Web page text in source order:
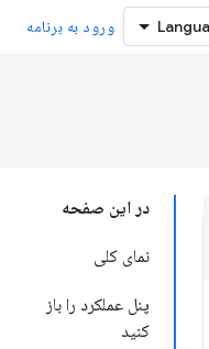
ورود به برنامه
در این صفحه
نمای کلی
پنل عملکرد را باز
کنید